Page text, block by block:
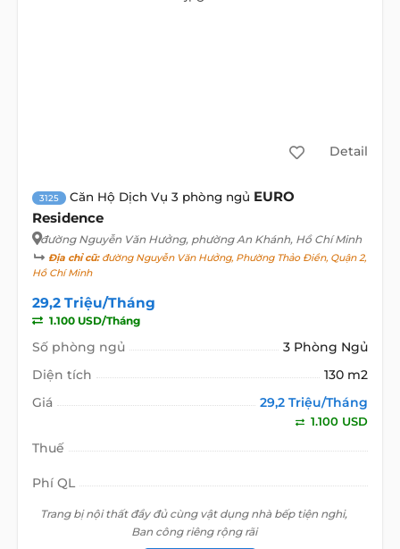
Detail
3125 Căn Hộ Dịch Vụ 3 phòng ngủ EURO
Residence
đường Nguyễn Văn Hưởng, phường An Khánh, Hồ Chí Minh
Địa chỉ cũ:đường Nguyễn Văn Hưởng, Phường Thảo Điền, Quận 2,
Hồ Chí Minh
29,2 Triệu/Tháng
1.100 USD/Tháng
Số phòng ngủ
3 Phòng Ngủ
Diện tích
130 m2
Giá
29,2 Triệu/Tháng
1.100 USD
Thuế
Phí QL
Trang bị nội thất đầy đủ cùng vật dụng nhà bếp tiện nghi,
Ban công riêng rộng rãi